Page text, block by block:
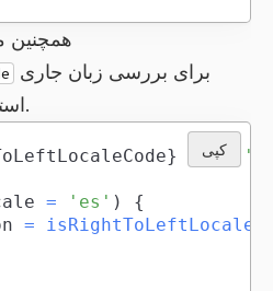
همچنین
خارج از React استفاده کنید.
کپی } from
= 'es' )
{
=